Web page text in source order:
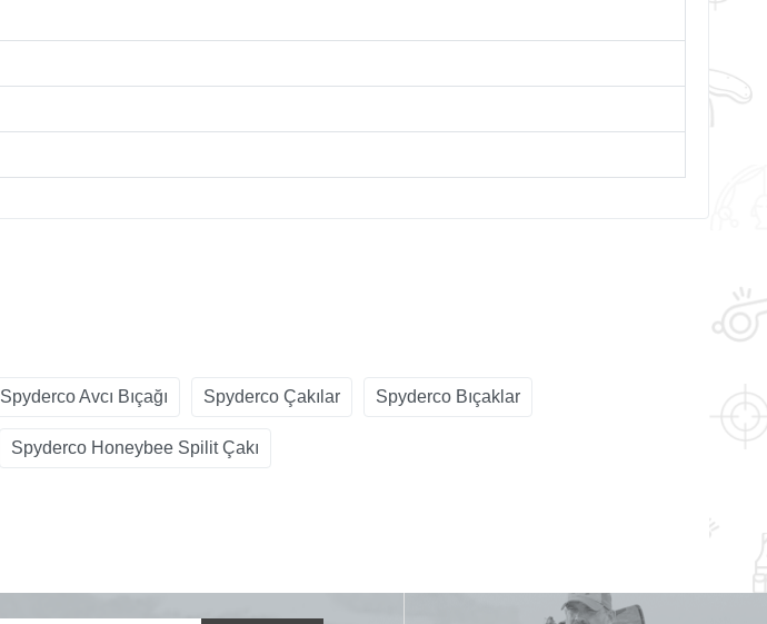
Spyderco Avcı Bıçağı Spyderco Çakılar Spyderco Bıçaklar
Spyderco Honeybee Spilit Çakı